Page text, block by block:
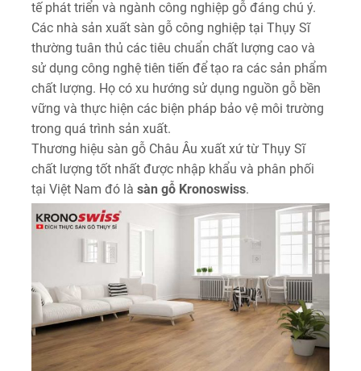
tế phát triển và ngành công nghiệp gỗ đáng chú ý.
Các nhà sản xuất sàn gỗ công nghiệp tại Thụy Sĩ
thường tuân thủ các tiêu chuẩn chất lượng cao và
sử dụng công nghệ tiên tiến để tạo ra các sản phẩm
chất lượng. Họ có xu hướng sử dụng nguồn gỗ bền
vững và thực hiện các biện pháp bảo vệ môi trường
trong quá trình sản xuất.
Thương hiệu sàn gỗ Châu Âu xuất xứ từ Thụy Sĩ
chất lượng tốt nhất được nhập khẩu và phân phối
tại Việt Nam đó là sàn gỗ Kronoswiss.